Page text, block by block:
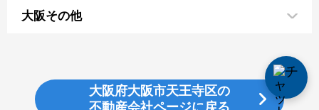
大阪その他
大阪府大阪市天王寺区の
不動産会社ページに戻る